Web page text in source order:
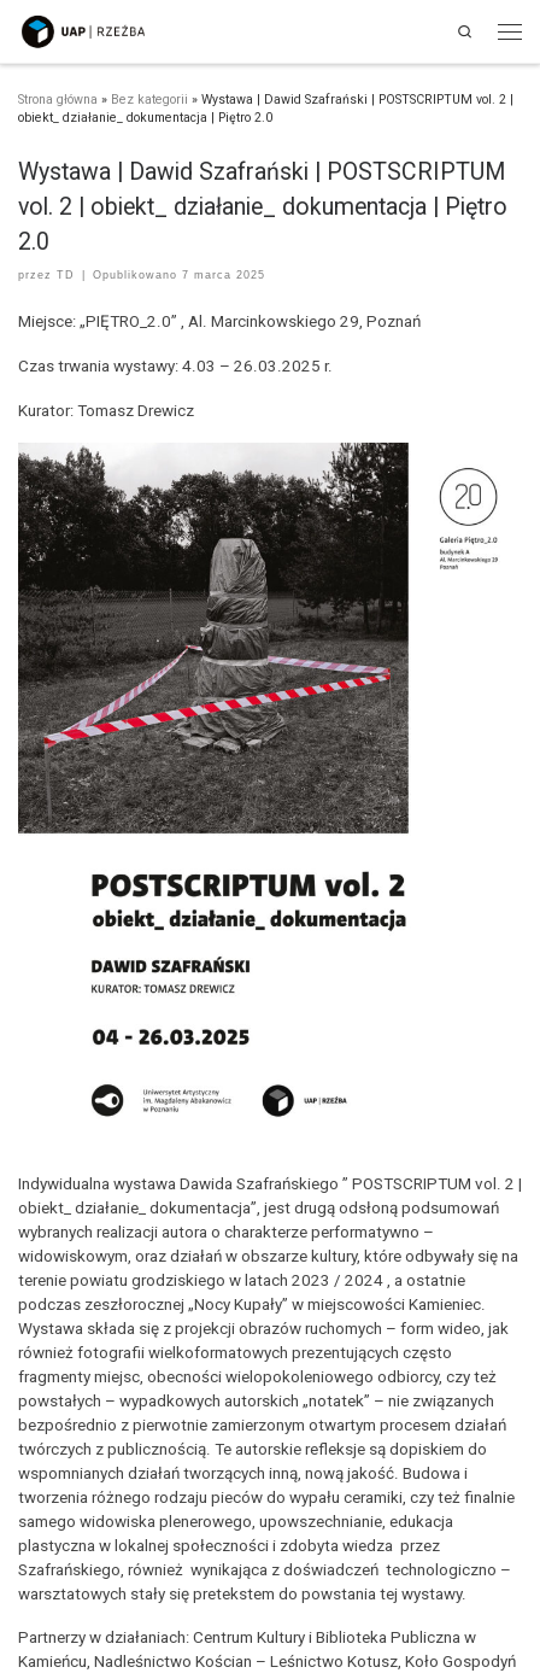
Przejdź do treści
Search
Strona główna » Bez kategorii » Wystawa | Dawid Szafrański | POSTSCRIPTUM vol. 2 |
obiekt_ działanie_ dokumentacja | Piętro 2.0
Wystawa | Dawid Szafrański | POSTSCRIPTUM
vol. 2 | obiekt_ działanie_ dokumentacja | Piętro
2.0
przez TD Opublikowano 7 marca 2025
Miejsce: „PIĘTRO_2.0” , Al. Marcinkowskiego 29, Poznań
Czas trwania wystawy: 4.03 – 26.03.2025 r.
Kurator: Tomasz Drewicz
Indywidualna wystawa Dawida Szafrańskiego ” POSTSCRIPTUM vol. 2 |
obiekt_ działanie_ dokumentacja”, jest drugą odsłoną podsumowań
wybranych realizacji autora o charakterze performatywno –
widowiskowym, oraz działań w obszarze kultury, które odbywały się na
terenie powiatu grodziskiego w latach 2023 / 2024 , a ostatnie
podczas zeszłorocznej „Nocy Kupały” w miejscowości Kamieniec.
Wystawa składa się z projekcji obrazów ruchomych – form wideo, jak
również fotografii wielkoformatowych prezentujących często
fragmenty miejsc, obecności wielopokoleniowego odbiorcy, czy też
powstałych – wypadkowych autorskich „notatek” – nie związanych
bezpośrednio z pierwotnie zamierzonym otwartym procesem działań
twórczych z publicznością. Te autorskie refleksje są dopiskiem do
wspomnianych działań tworzących inną, nową jakość. Budowa i
tworzenia różnego rodzaju pieców do wypału ceramiki, czy też finalnie
samego widowiska plenerowego, upowszechnianie, edukacja
plastyczna w lokalnej społeczności i zdobyta wiedza przez
Szafrańskiego, również wynikająca z doświadczeń technologiczno –
warsztatowych stały się pretekstem do powstania tej wystawy.
Partnerzy w działaniach: Centrum Kultury i Biblioteka Publiczna w
Kamieńcu, Nadleśnictwo Kościan – Leśnictwo Kotusz, Koło Gospodyń